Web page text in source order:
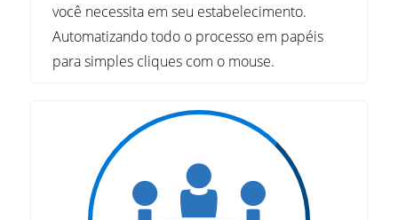
você necessita em seu estabelecimento.
Automatizando todo o processo em papéis
para simples cliques com o mouse.